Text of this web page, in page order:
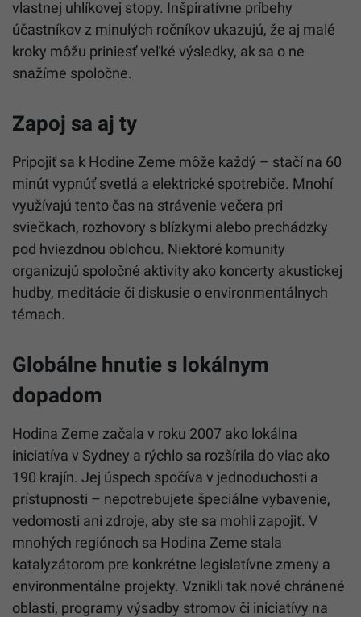
vlastnej uhlíkovej stopy. Inšpiratívne príbehy
účastníkov z minulých ročníkov ukazujú, že aj malé
kroky môžu priniesť veľké výsledky, ak sa o ne
snažíme spoločne.
Zapoj sa aj ty
Pripojiť sa k Hodine Zeme môže každý – stačí na 60
minút vypnúť svetlá a elektrické spotrebiče. Mnohí
využívajú tento čas na strávenie večera pri
sviečkach, rozhovory s blízkymi alebo prechádzky
pod hviezdnou oblohou. Niektoré komunity
organizujú spoločné aktivity ako koncerty akustickej
hudby, meditácie či diskusie o environmentálnych
témach.
Globálne hnutie s lokálnym
dopadom
Hodina Zeme začala v roku 2007 ako lokálna
iniciatíva v Sydney a rýchlo sa rozšírila do viac ako
190 krajín. Jej úspech spočíva v jednoduchosti a
prístupnosti – nepotrebujete špeciálne vybavenie,
vedomosti ani zdroje, aby ste sa mohli zapojiť. V
mnohých regiónoch sa Hodina Zeme stala
katalyzátorom pre konkrétne legislatívne zmeny a
environmentálne projekty. Vznikli tak nové chránené
oblasti, programy výsadby stromov či iniciatívy na